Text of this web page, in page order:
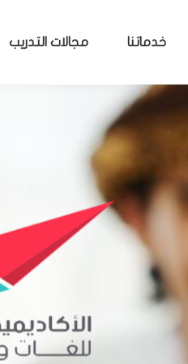
خدماتنا مجالات التدريب